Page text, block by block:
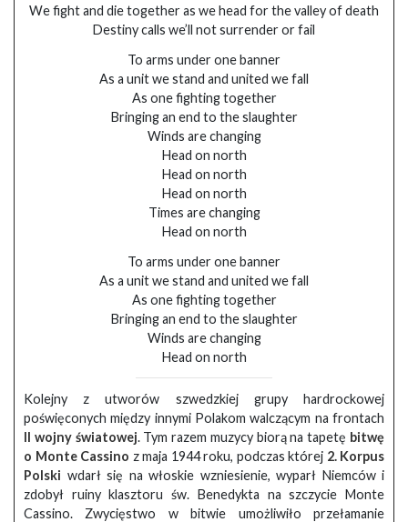
We fight and die together as we head for the valley of death
Destiny calls we’ll not surrender or fail
To arms under one banner
As a unit we stand and united we fall
As one fighting together
Bringing an end to the slaughter
Winds are changing
Head on north
Head on north
Head on north
Times are changing
Head on north
To arms under one banner
As a unit we stand and united we fall
As one fighting together
Bringing an end to the slaughter
Winds are changing
Head on north
Kolejny z utworów szwedzkiej grupy hardrockowej
poświęconych między innymi Polakom walczącym na frontach
II wojny światowej. Tym razem muzycy biorą na tapetę bitwę
o Monte Cassino z maja 1944 roku, podczas której 2. Korpus
Polski wdarł się na włoskie wzniesienie, wyparł Niemców i
zdobył ruiny klasztoru św. Benedykta na szczycie Monte
Cassino. Zwycięstwo w bitwie umożliwiło przełamanie